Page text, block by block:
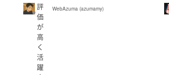
評
価
が
高
く
活
躍
WebAzuma (azumamy)